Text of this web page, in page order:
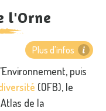
l'Orne
puis
(OFB), le
de la
Plus d'infos